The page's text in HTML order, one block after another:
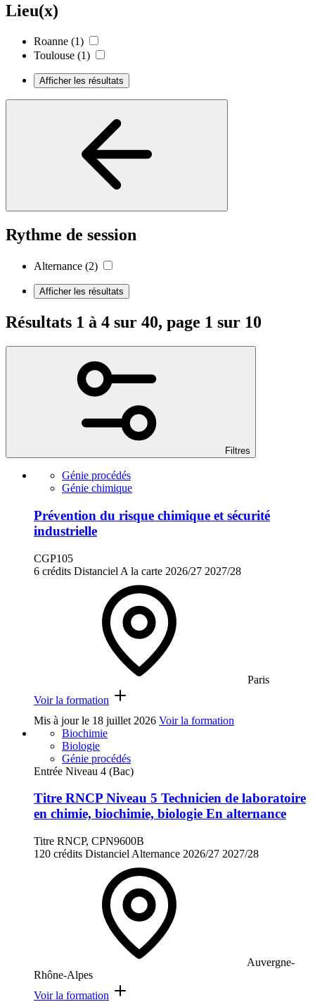
Lieu(x)
Roanne (1)
Toulouse (1)
Afficher les résultats
Rythme de session
Alternance (2)
Afficher les résultats
Résultats 1 à 4 sur 40, page 1 sur 10
Filtres
Génie procédés
Génie chimique
Prévention du risque chimique et sécurité
industrielle
CGP105
6 crédits Distanciel A la carte 2026/27 2027/28
Paris
Voir la formation
Mis à jour le 18 juillet 2026 Voir la formation
Biochimie
Biologie
Génie procédés
Entrée Niveau 4 (Bac)
Titre RNCP Niveau 5 Technicien de laboratoire
en chimie, biochimie, biologie En alternance
Titre RNCP, CPN9600B
120 crédits Distanciel Alternance 2026/27 2027/28
Auvergne-
Rhône-Alpes
Voir la formation